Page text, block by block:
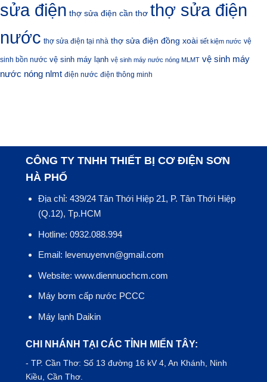
sửa điện thợ sửa điện cần thơ thợ sửa điện
nước thợ sửa điện tại nhà thợ sửa điện đồng xoài tiết kiệm nước vệ
sinh bồn nước vệ sinh máy lạnh vệ sinh máy nước nóng MLMT vệ sinh máy
nước nóng nlmt điện nước điện thông minh
CÔNG TY TNHH THIẾT BỊ CƠ ĐIỆN SƠN
HÀ PHỐ
Địa chỉ: 439/24 Tân Thới Hiệp 21, P. Tân Thới Hiệp
(Q.12), Tp.HCM
Hotline: 0932.088.994
Email: levenuyenvn@gmail.com
Website: www.diennuochcm.com
Máy bơm cấp nước PCCC
Máy lạnh Daikin
CHI NHÁNH TẠI CÁC TỈNH MIẾN TÂY:
- TP.Cần Thơ: Số 13 đường 16 kV 4, An Khánh, Ninh
Kiều, Cần Thơ.